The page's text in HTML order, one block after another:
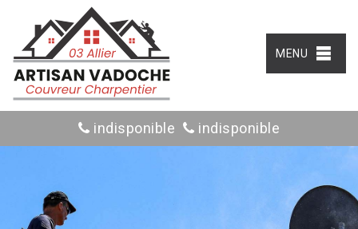
MENU
indisponible indisponible